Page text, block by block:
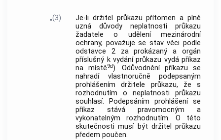
„(3)
Je-li držitel průkazu přítomen a plně
uzná důvody neplatnosti průkazu
žadatele o udělení mezinárodní
ochrany, považuje se stav věci podle
odstavce 2 za prokázaný a orgán
příslušný k vydání průkazu vydá příkaz
na místě9d). Odůvodnění příkazu se
nahradí vlastnoručně podepsaným
prohlášením držitele průkazu, že s
rozhodnutím o neplatnosti průkazu
souhlasí. Podepsáním prohlášení se
příkaz stává pravomocným a
vykonatelným rozhodnutím. O této
skutečnosti musí být držitel průkazu
předem poučen.